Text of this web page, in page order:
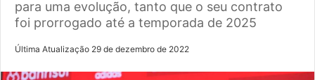
para uma evolução, tanto que o seu contrato
foi prorrogado até a temporada de 2025
Última Atualização 29 de dezembro de 2022